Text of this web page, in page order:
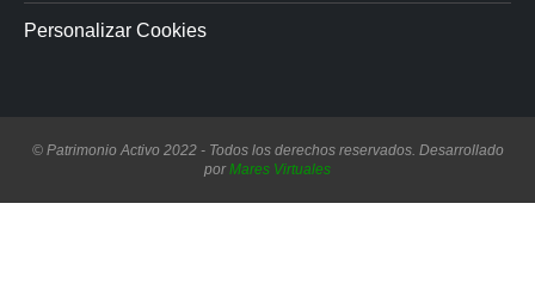
Personalizar Cookies
© Patrimonio Activo 2022 - Todos los derechos reservados. Desarrollado
porMares Virtuales